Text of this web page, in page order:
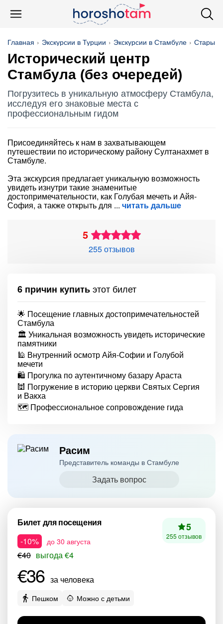
Главная Экскурсии в Турции Экскурсии в Стамбуле Старый
Исторический центр
Стамбула (без очередей)
Погрузитесь в уникальную атмосферу Стамбула,
исследуя его знаковые места с
профессиональным гидом
Присоединяйтесь к нам в захватывающем
путешествии по историческому району Султанахмет в
Стамбуле.
Эта экскурсия предлагает уникальную возможность
увидеть изнутри такие знаменитые
достопримечательности, как Голубая мечеть и Айя-
София, а также открыть для читать дальше
5
255 отзывов
6 причин купитьэтот билет
🌟 Посещение главных достопримечательностей
Стамбула
🏛 Уникальная возможность увидеть исторические
памятники
🕌 Внутренний осмотр Айя-Софии и Голубой
мечети
🛍 Прогулка по аутентичному базару Араста
🕍 Погружение в историю церкви Святых Сергия
и Вакха
🗺 Профессиональное сопровождение гида
Расим
Представитель команды в Стамбуле
Задать вопрос
Билет для посещения
-10%
до 30 августа
€40 выгода €4
€36 за человека
5
255 отзывов
Пешком Можно с детьми